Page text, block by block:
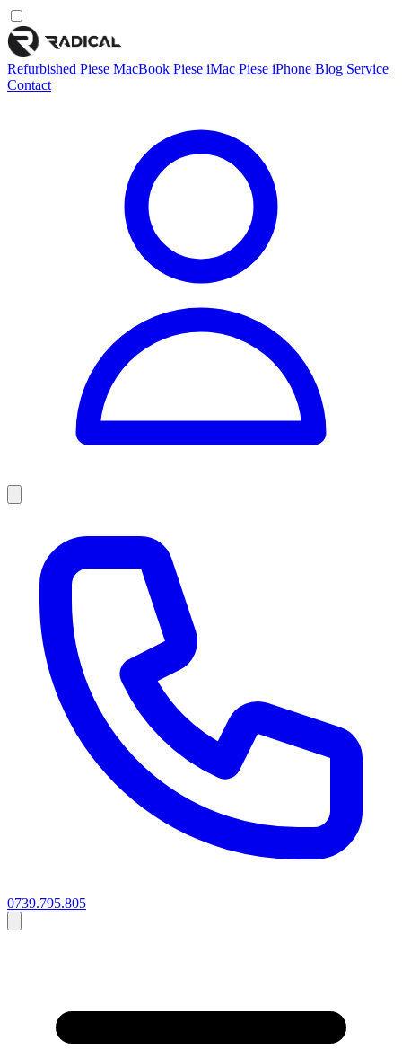
Refurbished Piese MacBook Piese iMac Piese iPhone Blog Service
Contact
0739.795.805